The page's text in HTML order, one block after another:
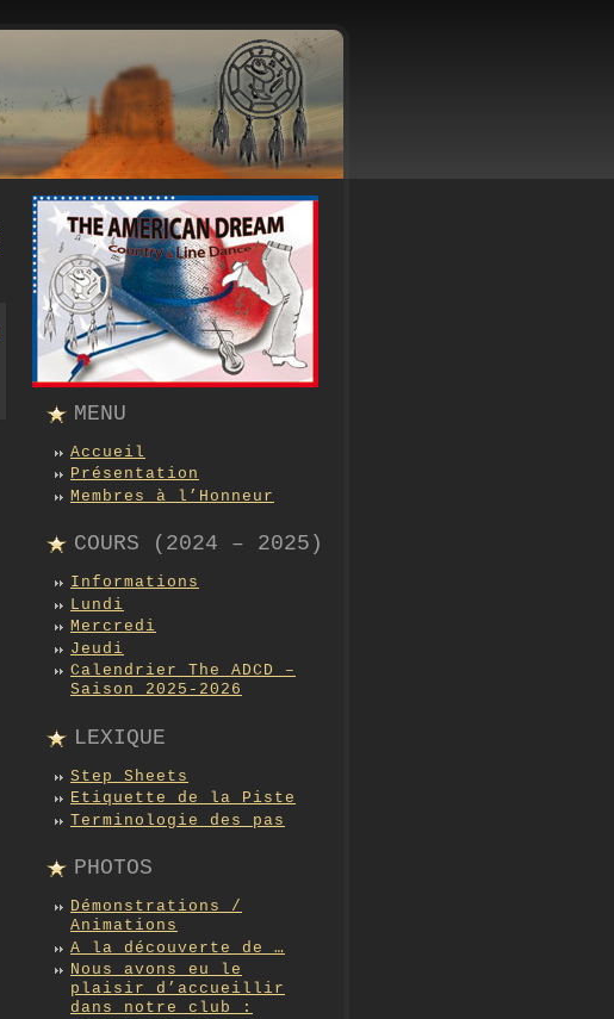
MENU
Accueil
Présentation
Membres à l’Honneur
COURS (2024 – 2025)
Informations
Lundi
Mercredi
Jeudi
Calendrier The ADCD –
Saison 2025-2026
LEXIQUE
Step Sheets
Etiquette de la Piste
Terminologie des pas
PHOTOS
Démonstrations /
Animations
A la découverte de …
Nous avons eu le
plaisir d’accueillir
dans notre club :